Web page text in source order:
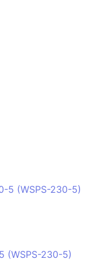
(WSPS-230-5)